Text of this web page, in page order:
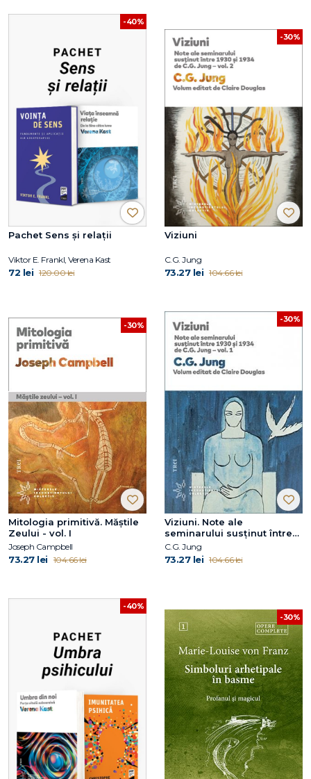
-40%
Pachet Sens și relații
Viktor E. Frankl, Verena Kast
72 lei 120.00 lei
-30%
Viziuni
C.G. Jung
73.27 lei 104.66 lei
-30%
Mitologia primitivă. Măștile
Zeului - vol. I
Joseph Campbell
73.27 lei 104.66 lei
-30%
Viziuni. Note ale
seminarului susţinut între
1930 și 1934 de C.G. Jung –
vol. 1
C.G. Jung
73.27 lei 104.66 lei
-40%
-30%